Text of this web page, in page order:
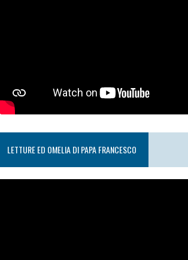
LETTURE ED OMELIA DI PAPA FRANCESCO